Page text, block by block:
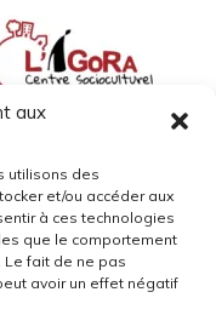
aux
utilisons des
et/ou accéder aux
à ces technologies
que le comportement
Le fait de ne pas
avoir un effet négatif